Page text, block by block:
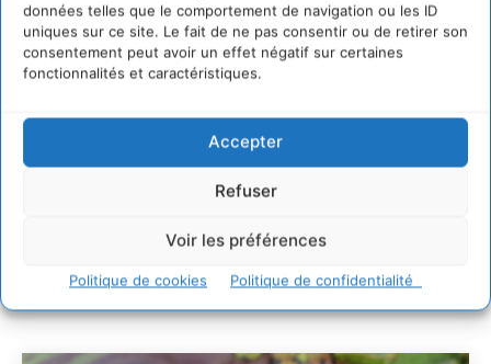
données telles que le comportement de navigation ou les ID
uniques sur ce site. Le fait de ne pas consentir ou de retirer son
consentement peut avoir un effet négatif sur certaines
fonctionnalités et caractéristiques.
Accepter
Refuser
Voir les préférences
Politique de cookies Politique de confidentialité
Développer notre attention aux espèces vivantes
non humaines avec les communs de Zoepolis
30 juillet 2026
développement des forêts comestibles dans nos
29 juillet 2026
L’éco-anxiété informe et l’éco-lucidité transforme
7 indicateurs pour des villes résilientes et durables,
adaptées au changement climatique
27 juillet 2026